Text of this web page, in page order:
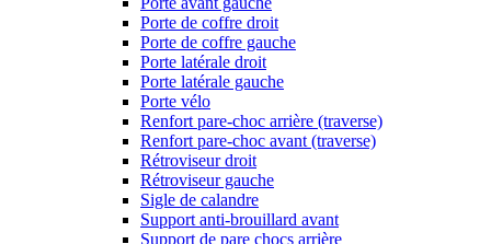
Porte de coffre droit
Porte de coffre gauche
Porte latérale droit
Porte latérale gauche
Porte vélo
Renfort pare-choc arrière (traverse)
Renfort pare-choc avant (traverse)
Rétroviseur droit
Rétroviseur gauche
Sigle de calandre
Support anti-brouillard avant
Support de pare chocs arrière